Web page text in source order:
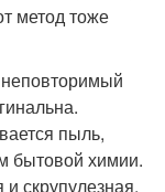
метод тоже
пыль,
бытовой химии.
скрупулезная,